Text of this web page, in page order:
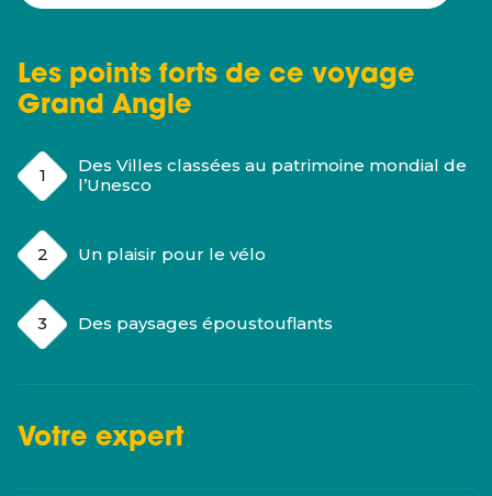
Les points forts de ce voyage
Grand Angle
Des Villes classées au patrimoine mondial de
l’Unesco
Un plaisir pour le vélo
Des paysages époustouflants
Votre expert